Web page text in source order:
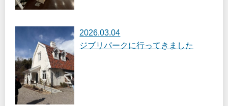
2026.03.04
ジブリパークに行ってきました